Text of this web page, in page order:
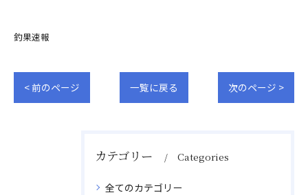
釣果速報
< 前のページ 一覧に戻る 次のページ >
カテゴリー Categories
全てのカテゴリー